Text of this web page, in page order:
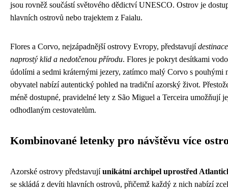
jsou rovněž součástí světového dědictví UNESCO. Ostrov je
hlavních ostrovů nebo trajektem z Faialu.
Flores a Corvo, nejzápadnější ostrovy Evropy, představují
naprostý klid a nedotčenou přírodu. Flores je pokryt desítkami
údolími a sedmi kráternými jezery, zatímco malý Corvo s pouhými
obyvatel nabízí autentický pohled na tradiční azorský život.
méně dostupné, pravidelné lety z São Miguel a Terceira umožňují
odhodlaným cestovatelům.
Kombinované letenky pro návštěvu více
Azorské ostrovy představujíunikátní archipel uprostřed
se skládá z devíti hlavních ostrovů, přičemž každý z nich nabízí